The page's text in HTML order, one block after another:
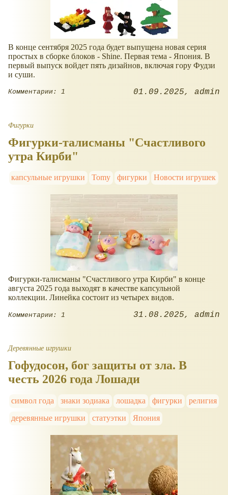
В конце сентября 2025 года будет выпущена новая серия
простых в сборке блоков - Shine. Первая тема - Япония. В
первый выпуск войдет пять дизайнов, включая гору Фудзи
и суши.
Комментарии: 1 01.09.2025 admin
Фигурки
Фигурки-талисманы "Счастливого
утра Кирби"
капсульные игрушки Tomy фигурки Новости игрушек
Фигурки-талисманы "Счастливого утра Кирби" в конце
августа 2025 года выходят в качестве капсульной
коллекции. Линейка состоит из четырех видов.
Комментарии: 1 31.08.2025 admin
Деревянные игрушки
Гофудосон, бог защиты от зла. В
честь 2026 года Лошади
символ года знаки зодиака лошадка фигурки
религия
деревянные игрушки
статуэтки Япония